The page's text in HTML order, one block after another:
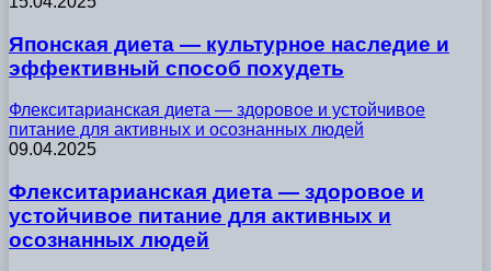
Японская диета — культурное наследие и
эффективный способ похудеть
Флекситарианская диета — здоровое и устойчивое
питание для активных и осознанных людей
09.04.2025
Флекситарианская диета — здоровое и
устойчивое питание для активных и
осознанных людей